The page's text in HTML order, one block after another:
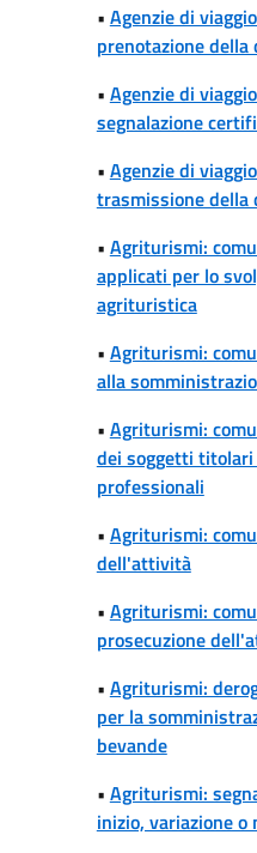
• Agenzie di
prenotazione della
• Agenzie di
segnalazione
• Agenzie di
trasmissione della
• Agriturismi:
applicati per lo
agrituristica
• Agriturismi:
alla
• Agriturismi:
dei soggetti
professionali
• Agriturismi:
dell'attività
• Agriturismi:
prosecuzione
• Agriturismi:
per la
bevande
• Agriturismi:
inizio, variazione